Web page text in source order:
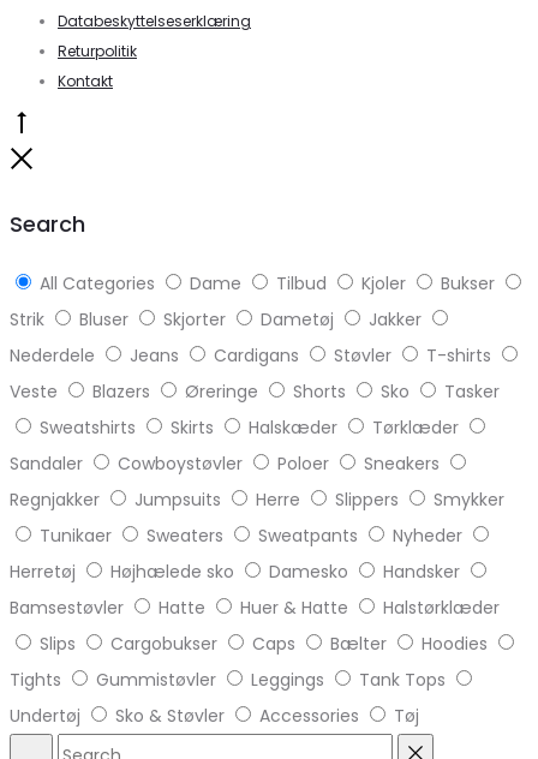
Databeskyttelseserklæring
Returpolitik
Kontakt
Search
All Categories Dame Tilbud Kjoler
Bukser
Strik
Bluser Skjorter Dametøj
Jakker
Nederdele
Jeans Cardigans Støvler
T-shirts
Veste
Blazers Øreringe Shorts Sko
Tasker
Sweatshirts
Skirts Halskæder
Tørklæder
Sandaler
Cowboystøvler Poloer
Sneakers
Regnjakker
Jumpsuits Herre Slippers
Smykker
Tunikaer
Sweaters Sweatpants
Nyheder
Herretøj
Højhælede sko Damesko
Handsker
Bamsestøvler
Hatte Huer & Hatte
Halstørklæder
Slips
Cargobukser Caps Bælter
Hoodies
Tights
Gummistøvler Leggings
Tank Tops
Undertøj
Sko & Støvler Accessories Tøj